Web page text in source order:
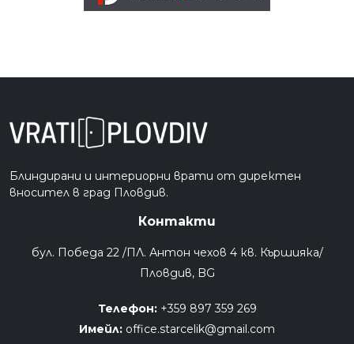
Блиндирани и интериорни врати от директен
вносител в град Пловдив.
Контакти
бул. Победа 22 /ПЛ. Антон чехов 4 кв. Кършияка/
Пловдив, BG
Телефон: +359 897 359 269
Имейл: office.starcelik@gmail.com